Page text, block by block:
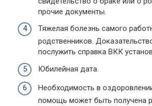
прочие документы.
Тяжелая болезнь самого
родственников.
послужить справка ВКК
Юбилейная дата.
Необходимость в
помощь может быть получена